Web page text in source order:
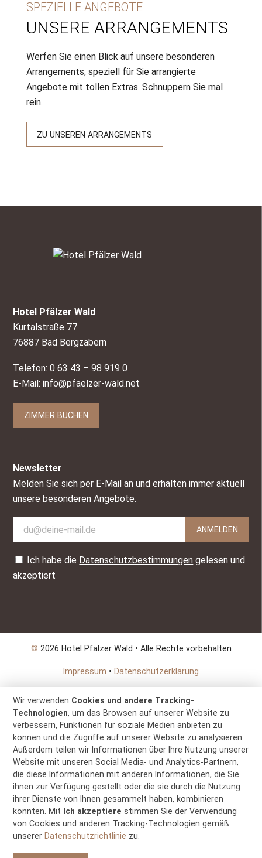
SPEZIELLE ANGEBOTE
UNSERE ARRANGEMENTS
Werfen Sie einen Blick auf unsere besonderen
Arrangements, speziell für Sie arrangierte
Angebote mit tollen Extras. Schnuppern Sie mal
rein.
ZU UNSEREN ARRANGEMENTS
Hotel Pfälzer Wald
Kurtalstraße 77
76887 Bad Bergzabern
Telefon: 0 63 43 – 98 919 0
E-Mail:info@pfaelzer-wald.net
ZIMMER BUCHEN
Newsletter
Melden Sie sich per E-Mail an und erhalten immer aktuell
unsere besonderen Angebote.
ANMELDEN
Ich habe die Datenschutzbestimmungen gelesen und
akzeptiert
© 2026 Hotel Pfälzer Wald • Alle Rechte vorbehalten
Impressum • Datenschutzerklärung
Wir verwenden Cookies und andere Tracking-
Technologien, um das Browsen auf unserer Website zu
verbessern, Funktionen für soziale Medien anbieten zu
können und die Zugriffe auf unserer Website zu analysieren.
Außerdem teilen wir Informationen über Ihre Nutzung unserer
Website mit unseren Social Media- und Analytics-Partnern,
die diese Informationen mit anderen Informationen, die Sie
ihnen zur Verfügung gestellt oder die sie durch die Nutzung
ihrer Dienste von Ihnen gesammelt haben, kombinieren
könnten. Mit
Ich akzeptiere stimmen Sie der Verwendung
von Cookies und anderen Tracking-Technologien gemäß
unserer Datenschutzrichtlinie zu.